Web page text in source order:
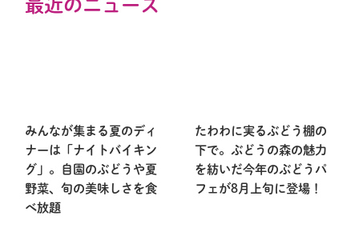
最近のニュース
みんなが集まる夏のディ
ナーは「ナイトバイキン
グ」。自園のぶどうや夏
野菜、旬の美味しさを食
べ放題
たわわに実るぶどう棚の
下で。ぶどうの森の魅力
を紡いだ今年のぶどうパ
フェが8月上旬に登場！